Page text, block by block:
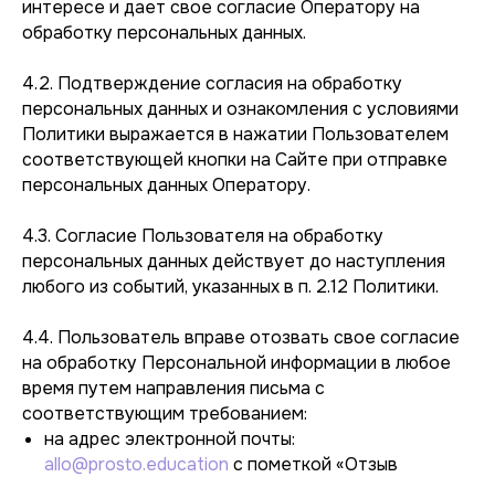
интересе и дает свое согласие Оператору на
обработку персональных данных.
4.2. Подтверждение согласия на обработку
персональных данных и ознакомления с условиями
Политики выражается в нажатии Пользователем
соответствующей кнопки на Сайте при отправке
персональных данных Оператору.
4.3. Согласие Пользователя на обработку
персональных данных действует до наступления
любого из событий, указанных в п. 2.12 Политики.
4.4. Пользователь вправе отозвать свое согласие
на обработку Персональной информации в любое
время путем направления письма с
соответствующим требованием:
на адрес электронной почты:
allo@prosto.education с пометкой «Отзыв